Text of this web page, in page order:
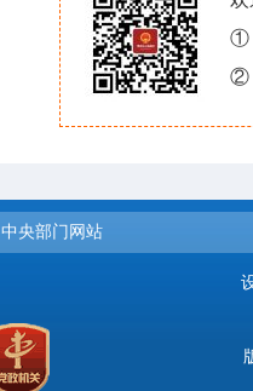
①
②
中央部门网站